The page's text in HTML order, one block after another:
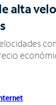
alta